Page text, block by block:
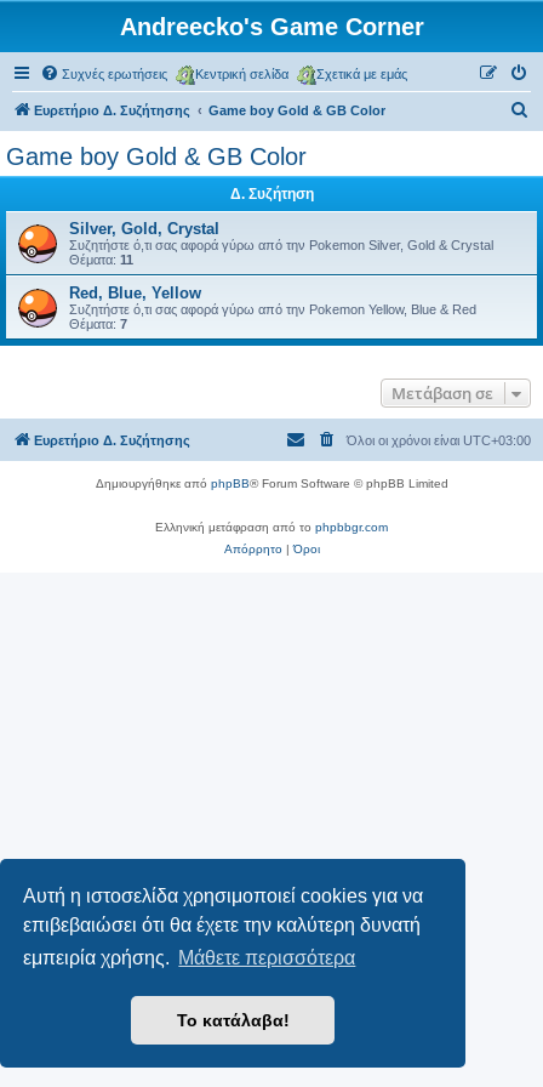
Αυτή η ιστοσελίδα χρησιμοποιεί cookies για να
επιβεβαιώσει ότι θα έχετε την καλύτερη δυνατή
εμπειρία χρήσης. Μάθετε περισσότερα
Το κατάλαβα!
Andreecko's Game Corner
Συχνές ερωτήσεις Κεντρική σελίδα Σχετικά με εμάς
Ευρετήριο Δ. Συζήτησης Game boy Gold & GB Color
η
Game boy Gold & GB Color
Δ. Συζήτηση
Silver, Gold, Crystal
Συζητήστε ό,τι σας αφορά γύρω από την Pokemon Silver, Gold & Crystal
Θέματα: 11
Red, Blue, Yellow
Συζητήστε ό,τι σας αφορά γύρω από την Pokemon Yellow, Blue & Red
Θέματα: 7
Μετάβαση σε
Ευρετήριο Δ. Συζήτησης Όλοι οι χρόνοι είναι UTC+03:00
Δημιουργήθηκε από phpBB® Forum Software © phpBB Limited
Ελληνική μετάφραση από το phpbbgr.com
Απόρρητο|Όροι